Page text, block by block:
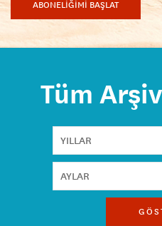
ABONELİĞİMİ BAŞLAT
Tüm